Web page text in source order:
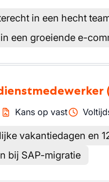
in een hecht
een groeiende e-
Kans op vast
vakantiedagen en
bij SAP-migratie